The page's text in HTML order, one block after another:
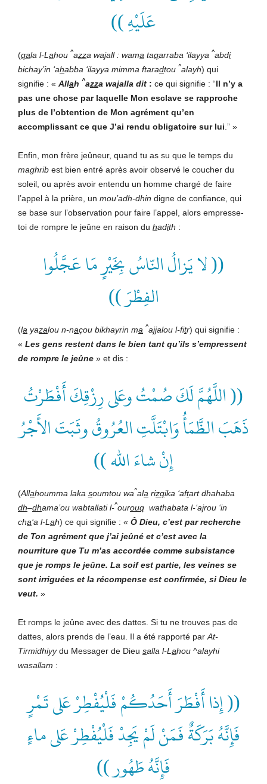
عَلَيْهِ ))
(qala l-L ahou ^azza wajall : wama taqarraba ‘ilayya ^abdi
bichay’in ‘ahabba ‘ilayya mimma ftaradtou ^alayh) qui
signifie : « Allah ^azza wajalla dit : ce qui signifie : “Il n’y a
pas une chose par laquelle Mon esclave se rapproche
plus de l’obtention de Mon agrément qu’en
accomplissant ce que J’ai rendu obligatoire sur lui .” »
Enfin, mon frère jeûneur, quand tu as su que le temps du
maghrib est bien entré après avoir observé le coucher du
soleil, ou après avoir entendu un homme chargé de faire
l’appel à la prière, un mou’adh-dhin digne de confiance, qui
se base sur l’observation pour faire l’appel, alors empresse-
toi de rompre le jeûne en raison du hadith :
(( لا يَزالُ النّاسُ بِخَيْرٍ مَا عَجَّلُوا
الفِطْرَ ))
(la yazalou n-naçou bikhayrin ma ^ajjalou l-fitr) qui signifie :
« Les gens restent dans le bien tant qu’ils s’empressent
de rompre le jeûne » et dis :
(( اللَّهُمَّ لَكَ صُمْتُ وعَلى رِزْقِكَ أَفْطَرْتُ
ذَهَبَ الظَّمَأُ وَابْتَلَّتِ العُرُوقُ وثَبَتَ الأَجْرُ
إِنْ شاءَ الله ))
(Allahoumma laka soumtou wa^ala rizqika ‘aftart dhahaba
dh–dhama’ou wabtallati l-^ourouq wathabata l-‘ajrou ‘in
cha‘a l-L ah) ce qui signifie : « Ô Dieu, c’est par recherche
de Ton agrément que j’ai jeûné et c’est avec la
nourriture que Tu m’as accordée comme subsistance
que je romps le jeûne. La soif est partie, les veines se
sont irriguées et la récompense est confirmée, si Dieu le
veut. »
Et romps le jeûne avec des dattes. Si tu ne trouves pas de
dattes, alors prends de l’eau. Il a été rapporté par At-
Tirmidhiyydu Messager de Dieu salla l-L ahou ^alayhi
wasallam :
(( إِذا أَفْطَرَ أَحَدُكُمْ فَلْيُفْطِرْ عَلى تَمْرٍ
فَإِنَّهُ بَرَكَةٌ فَمَنْ لَمْ يَجِدْ فَلْيُفْطِرْ عَلى ماءٍ
فَإِنَّهُ طَهُور ))